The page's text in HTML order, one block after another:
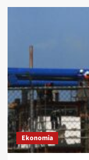
Ekonomia